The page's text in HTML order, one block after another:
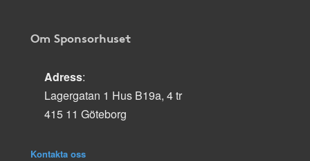
Om Sponsorhuset
Adress:
Lagergatan 1 Hus B19a, 4 tr
415 11 Göteborg
Kontakta oss